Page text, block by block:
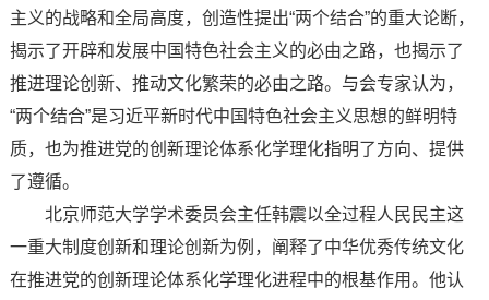
主义的战略和全局高度，创造性提出“两个结合”的重大论断，
揭示了开辟和发展中国特色社会主义的必由之路，也揭示了
推进理论创新、推动文化繁荣的必由之路。与会专家认为，
“两个结合”是习近平新时代中国特色社会主义思想的鲜明特
质，也为推进党的创新理论体系化学理化指明了方向、提供
了遵循。
北京师范大学学术委员会主任韩震以全过程人民民主这
一重大制度创新和理论创新为例，阐释了中华优秀传统文化
在推进党的创新理论体系化学理化进程中的根基作用。他认